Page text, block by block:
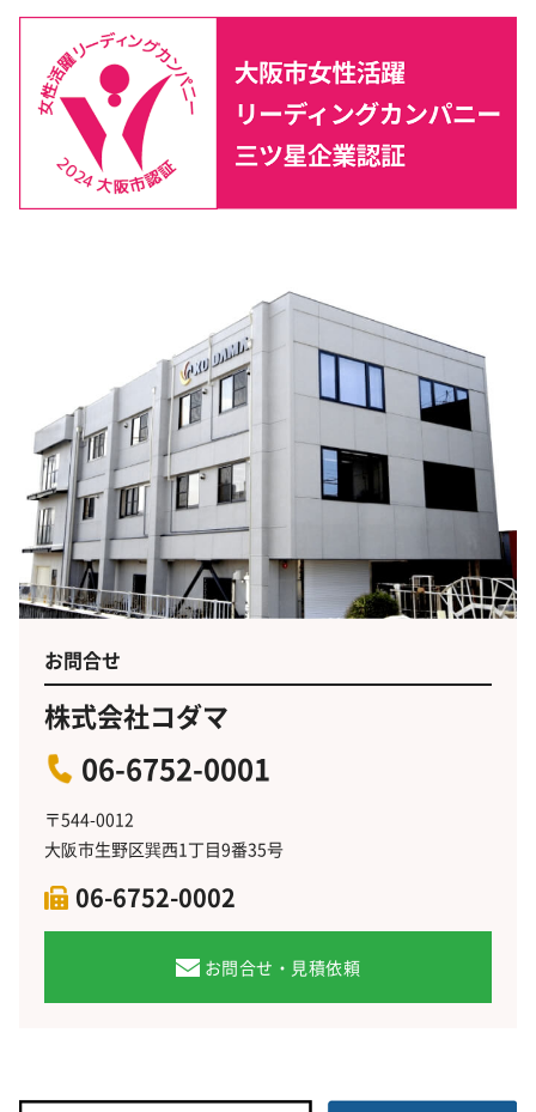
お問合せ
株式会社コダマ
06-6752-0001
〒544-0012
大阪市生野区巽西1丁目9番35号
06-6752-0002
お問合せ・見積依頼